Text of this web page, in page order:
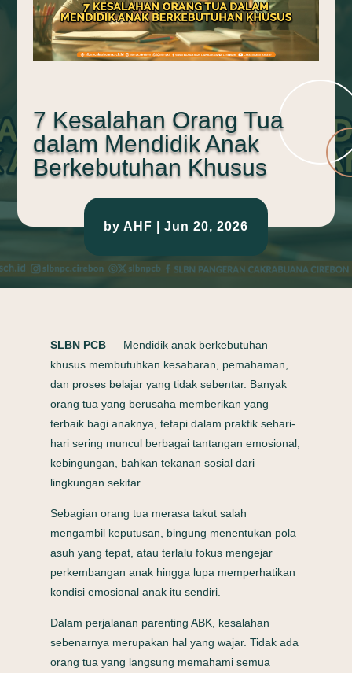
7 Kesalahan Orang Tua
dalam Mendidik Anak
Berkebutuhan Khusus
by AHF Jun 20, 2026
SLBN PCB— Mendidik anak berkebutuhan
khusus membutuhkan kesabaran, pemahaman,
dan proses belajar yang tidak sebentar. Banyak
orang tua yang berusaha memberikan yang
terbaik bagi anaknya, tetapi dalam praktik sehari-
hari sering muncul berbagai tantangan emosional,
kebingungan, bahkan tekanan sosial dari
lingkungan sekitar.
Sebagian orang tua merasa takut salah
mengambil keputusan, bingung menentukan pola
asuh yang tepat, atau terlalu fokus mengejar
perkembangan anak hingga lupa memperhatikan
kondisi emosional anak itu sendiri.
Dalam perjalanan parenting ABK, kesalahan
sebenarnya merupakan hal yang wajar. Tidak ada
orang tua yang langsung memahami semua